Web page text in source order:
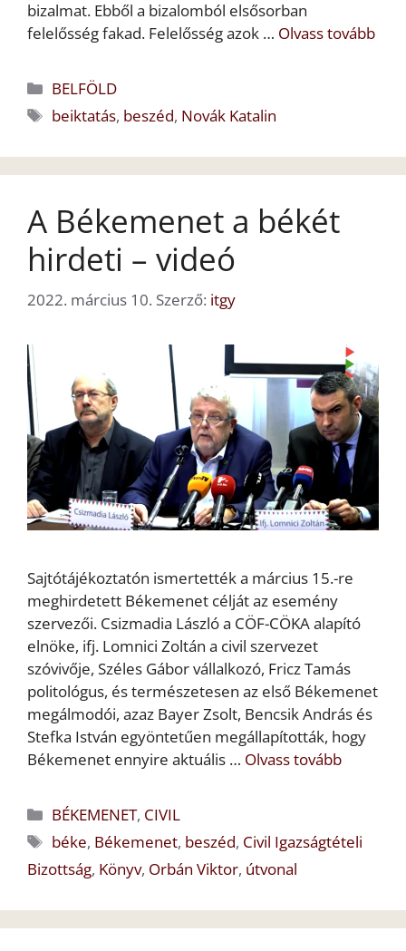
bizalmat. Ebből a bizalomból elsősorban
felelősség fakad. Felelősség azok … Olvass tovább
Kategória
BELFÖLD
Címkék
beiktatás, beszéd, Novák Katalin
A Békemenet a békét
hirdeti – videó
2022. március 10. Szerző: itgy
Sajtótájékoztatón ismertették a március 15.-re
meghirdetett Békemenet célját az esemény
szervezői. Csizmadia László a CÖF-CÖKA alapító
elnöke, ifj. Lomnici Zoltán a civil szervezet
szóvivője, Széles Gábor vállalkozó, Fricz Tamás
politológus, és természetesen az első Békemenet
megálmodói, azaz Bayer Zsolt, Bencsik András és
Stefka István egyöntetűen megállapították, hogy
Békemenet ennyire aktuális … Olvass tovább
Kategória
BÉKEMENET, CIVIL
Címkék
béke, Békemenet, beszéd, Civil Igazságtételi
Bizottság, Könyv, Orbán Viktor, útvonal